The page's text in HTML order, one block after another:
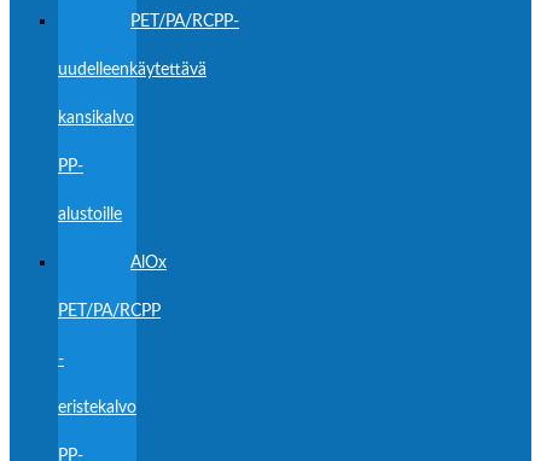
PET/PA/RCPP-
uudelleenkäytettävä
kansikalvo
PP-
alustoille
AlOx
PET/PA/RCPP
-
eristekalvo
PP-